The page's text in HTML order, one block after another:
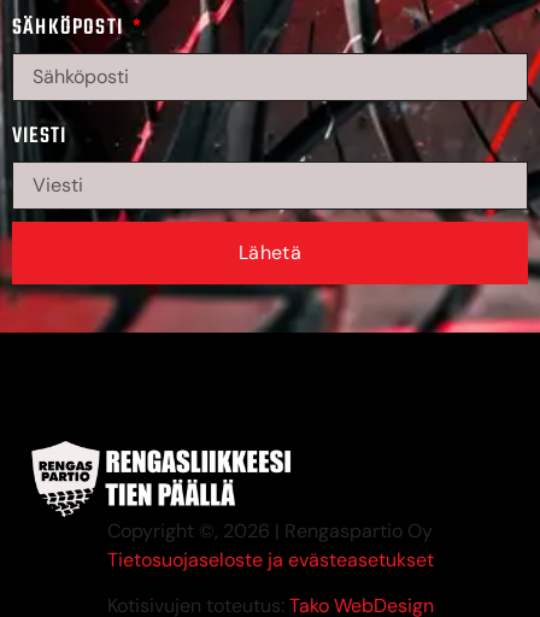
SÄHKÖPOSTI
VIESTI
Lähetä
Copyright ©, 2026 | Rengaspartio Oy
Tietosuojaseloste ja evästeasetukset
Kotisivujen toteutus: Tako WebDesign